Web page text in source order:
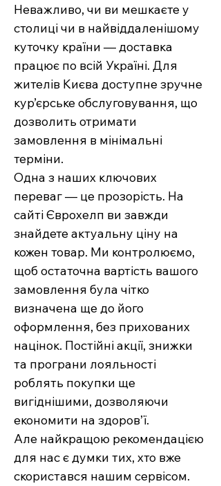
Неважливо, чи ви мешкаєте у
столиці чи в найвіддаленішому
куточку країни — доставка
працює по всій Україні. Для
жителів Києва доступне зручне
кур’єрське обслуговування, що
дозволить отримати
замовлення в мінімальні
терміни.
Одна з наших ключових
переваг — це прозорість. На
сайті Єврохелп ви завжди
знайдете актуальну ціну на
кожен товар. Ми контролюємо,
щоб остаточна вартість вашого
замовлення була чітко
визначена ще до його
оформлення, без прихованих
націнок. Постійні акції, знижки
та програни лояльності
роблять покупки ще
вигіднішими, дозволяючи
економити на здоров’ї.
Але найкращою рекомендацією
для нас є думки тих, хто вже
скористався нашим сервісом.